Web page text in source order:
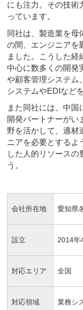
にも注力。その技術
っています。
同社は、製造業を母
の間、エンジニアを
ました。こうした経
中心に数多くの開発
や顧客管理システム
システムやEDIなど
また同社には、中
開発パートナーがい
野を活かして、適材
ニアを必要とするよ
した人的リソースの
う。
会社所在地 愛知県
設立 2014年
対応エリア 全国
対応領域 業務シ